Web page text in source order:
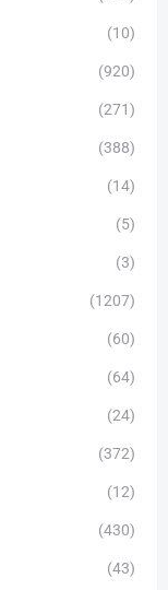
(10)
(920)
(271)
(388)
(14)
(5)
(3)
(1207)
(60)
(64)
(24)
(372)
(12)
(430)
(43)